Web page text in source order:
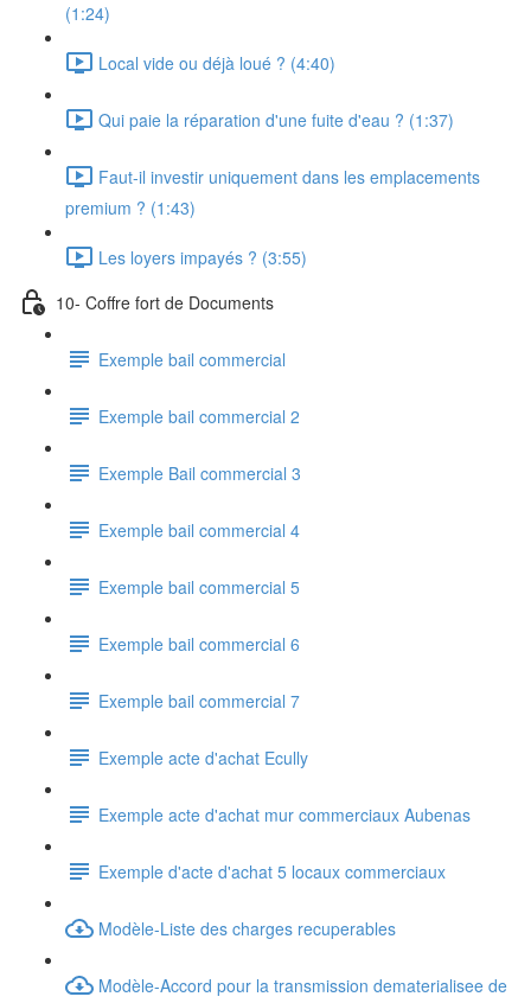
(1:24)
Local vide ou déjà loué ? (4:40)
Qui paie la réparation d'une fuite d'eau ? (1:37)
Faut-il investir uniquement dans les emplacements
premium ? (1:43)
Les loyers impayés ? (3:55)
10- Coffre fort de Documents
Exemple bail commercial
Exemple bail commercial 2
Exemple Bail commercial 3
Exemple bail commercial 4
Exemple bail commercial 5
Exemple bail commercial 6
Exemple bail commercial 7
Exemple acte d'achat Ecully
Exemple acte d'achat mur commerciaux Aubenas
Exemple d'acte d'achat 5 locaux commerciaux
Modèle-Liste des charges recuperables
Modèle-Accord pour la transmission dematerialisee de